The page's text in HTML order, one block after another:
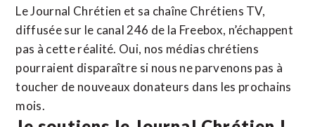
Le Journal Chrétien et sa chaîne Chrétiens TV,
diffusée sur le canal 246 de la Freebox, n’échappent
pas à cette réalité. Oui, nos médias chrétiens
pourraient disparaître si nous ne parvenons pas à
toucher de nouveaux donateurs dans les prochains
mois.